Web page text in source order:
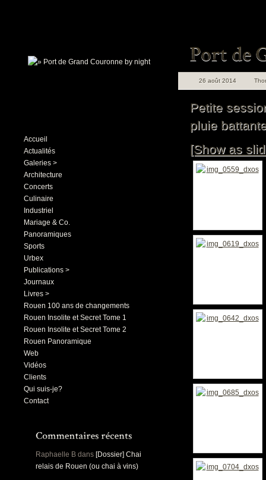
Accueil
Actualités
Galeries >
Architecture
Concerts
Culinaire
Industriel
Mariage & Co.
Panoramiques
Sports
Urbex
Publications >
Journaux
Livres >
Rouen 100 ans de changements
Rouen Insolite et Secret Tome 1
Rouen Insolite et Secret Tome 2
Rouen Panoramique
Web
Vidéos
Clients
Qui suis-je?
Contact
Raphaelle B dans [Dossier] Chai
relais de Rouen (ou chai à vins)
26 août 2014
Petite
pluie
[Show as